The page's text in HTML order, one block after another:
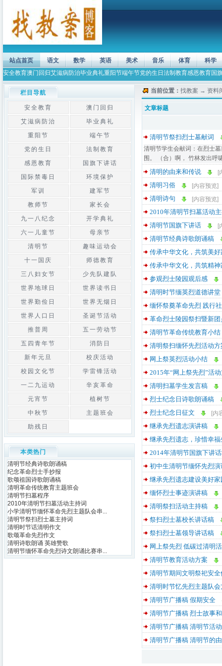
站点首页 语文 数学 英语 美术 音乐 体育
科学
安全教育澳门回归艾滋病防治毕业典礼重阳节端午节党的生日 法制教育感恩教育国
当前位置： 找教案 → 资料
文章标题
清明节祭扫烈士墓献词
清明节学生会献词：在烈士
围。 （合）啊， 竹林发出呼
清明的由来和传说 [
清明习俗 [内容预览]
清明诗句 [内容预览]
2010年清明节扫墓活动
清明节国旗下讲话
[
清明节经典诗歌朗诵稿
传承中华文化，共筑美
传承中华文化，共筑精
参观烈士陵园观后感
清明时节缅英烈道德讲堂
缅怀祭奠革命先烈 践行
革命烈士陵园祭扫暨新
清明节革命传统教育小结
清明祭扫缅怀先烈活动方
网上祭英烈活动小结
2015年“网上祭先烈”活
清明扫墓学生发言稿
烈士纪念日诗歌朗诵稿
烈士纪念日征文
[内
继承先烈遗志演讲稿
继承先烈遗志，珍惜幸
2014年清明节国旗下讲
初中生清明节缅怀先烈演
继承先烈遗志建设美好
缅怀烈士事迹演讲稿
清明祭扫活动主持稿
祭扫烈士墓校长讲话稿
祭扫烈士墓领导讲话稿
网上祭先烈 低碳过清明
清明节教育活动方案
清明节期间文明祭祀安
清明时节忆先烈主题队会
清明节广播稿 假期安全
清明节广播稿 烈士故事
清明节广播稿 清明节活
清明节广播稿 清明节的
栏目导航
安全教育
澳门回归
艾滋病防治
毕业典礼
重阳节
端午节
党的生日
法制教育
感恩教育
国旗下讲话
国际禁毒日
环境保护
军训
建军节
教师节
家长会
九一八纪念
开学典礼
六一儿童节
母亲节
清明节
趣味运动会
十一国庆
师德教育
三八妇女节
少先队建队
世界地球日
世界读书日
世界勤俭日
世界无烟日
世界人口日
圣诞节活动
推普周
五一劳动节
五四青年节
消防日
新年元旦
校庆活动
校园文化节
学雷锋活动
一二九运动
辛亥革命
元宵节
植树节
中秋节
主题班会
助残日
本类热门
清明节经典诗歌朗诵稿
纪念革命烈士手抄报
歌颂祖国诗歌朗诵稿
清明革命传统教育主题班会
清明节扫墓程序
2010年清明节扫墓活动主持词
小学清明节缅怀革命先烈主题队会串...
清明节祭扫烈士墓主持词
清明时节话清明作文
歌颂革命先烈作文
清明诗歌朗诵 英雄赞歌
清明节缅怀革命先烈诗文朗诵比赛串...